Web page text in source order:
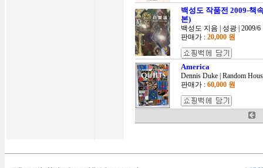
백성도 작품전 2009-책
본)
백성도 지음 | 성광 | 2009/6
판매가 : 20,000 원
America
Dennis Duke | Random
판매가 : 60,000 원